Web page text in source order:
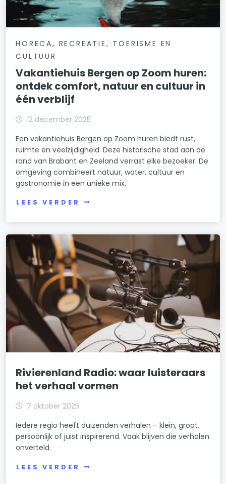
HORECA, RECREATIE, TOERISME EN
CULTUUR
Vakantiehuis Bergen op Zoom huren:
ontdek comfort, natuur en cultuur in
één verblijf
12 december 2025
Een vakantiehuis Bergen op Zoom huren biedt rust,
ruimte en veelzijdigheid. Deze historische stad aan de
rand van Brabant en Zeeland verrast elke bezoeker. De
omgeving combineert natuur, water, cultuur en
gastronomie in een unieke mix.
LEES VERDER
Rivierenland Radio: waar luisteraars
het verhaal vormen
7 oktober 2025
Iedere regio heeft duizenden verhalen – klein, groot,
persoonlijk of juist inspirerend. Vaak blijven die verhalen
onverteld.
LEES VERDER